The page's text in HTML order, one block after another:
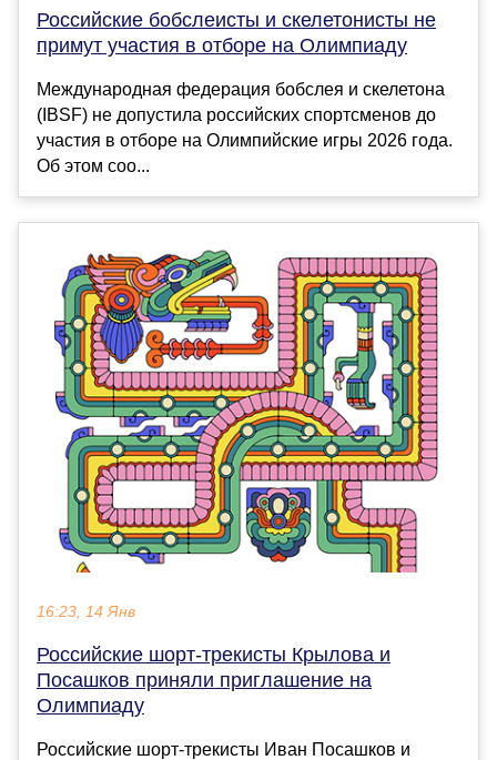
Российские бобслеисты и скелетонисты не
примут участия в отборе на Олимпиаду
Международная федерация бобслея и скелетона
(IBSF) не допустила российских спортсменов до
участия в отборе на Олимпийские игры 2026 года.
Об этом соо...
16:23, 14 Янв
Российские шорт-трекисты Крылова и
Посашков приняли приглашение на
Олимпиаду
Российские шорт-трекисты Иван Посашков и